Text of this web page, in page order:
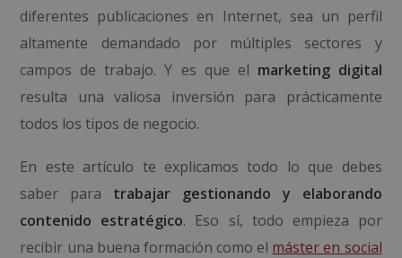
diferentes publicaciones en Internet, sea un perfil
altamente demandado por múltiples sectores y
campos de trabajo. Y es que el marketing digital
resulta una valiosa inversión para prácticamente
todos los tipos de negocio.
En este artículo te explicamos todo lo que debes
saber para trabajar gestionando y elaborando
contenido estratégico. Eso sí, todo empieza por
recibir una buena formación como el máster en social